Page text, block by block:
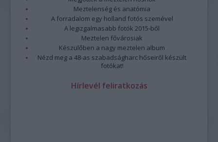
Meztelenség és anatómia
A forradalom egy holland fotós szemével
A legizgalmasabb fotók 2015-ből
Meztelen fővárosiak
Készülőben a nagy meztelen album
Nézd meg a 48-as szabadságharc hőseiről készült
fotókat!
Hírlevél feliratkozás